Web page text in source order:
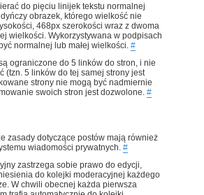
do pięciu linijek tekstu normalnej
obrazek, którego wielkość nie
468px szerokości wraz z dwoma
wielkości. Wykorzystywana w podpisach
normalnej lub małej wielkości. #
ograniczone do 5 linków do stron, i nie
(tzn. 5 linków do tej samej strony jest
strony nie mogą być nadmiernie
swoich stron jest dozwolone. #
zasady dotyczące postów mają również
wiadomości prywatnych. #
zastrzega sobie prawo do edycji,
do kolejki moderacyjnej każdego
W chwili obecnej każda pierwsza